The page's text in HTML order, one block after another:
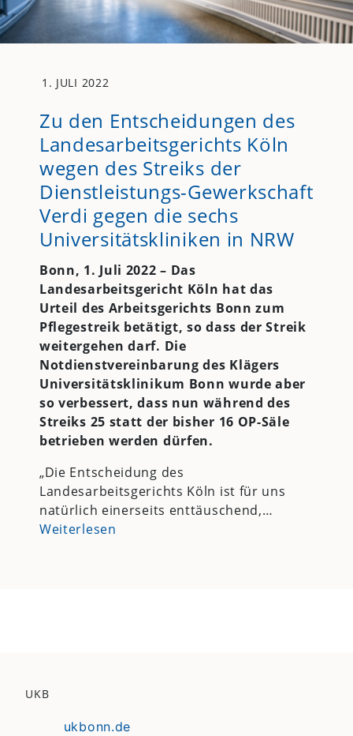
1. JULI 2022
Zu den Entscheidungen des
Landesarbeitsgerichts Köln
wegen des Streiks der
Dienstleistungs-Gewerkschaft
Verdi gegen die sechs
Universitätskliniken in NRW
Bonn, 1. Juli 2022 – Das
Landesarbeitsgericht Köln hat das
Urteil des Arbeitsgerichts Bonn zum
Pflegestreik betätigt, so dass der Streik
weitergehen darf. Die
Notdienstvereinbarung des Klägers
Universitätsklinikum Bonn wurde aber
so verbessert, dass nun während des
Streiks 25 statt der bisher 16 OP-Säle
betrieben werden dürfen.
„Die Entscheidung des
Landesarbeitsgerichts Köln ist für uns
natürlich einerseits enttäuschend,…
Weiterlesen
UKB
ukbonn.de